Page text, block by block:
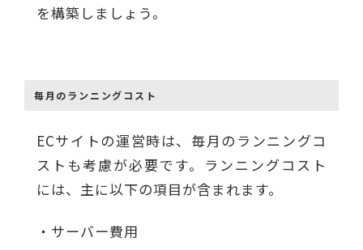
を構築しましょう。
毎月のランニングコスト
ECサイトの運営時は、毎月のランニングコ
ストも考慮が必要です。ランニングコスト
には、主に以下の項目が含まれます。
・サーバー費用